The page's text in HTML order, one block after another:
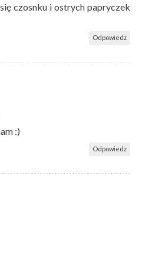
czosnku i ostrych papryczek
Odpowiedz
:)
Odpowiedz